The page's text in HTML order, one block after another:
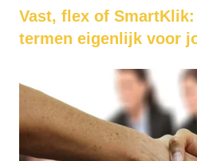
Vast, flex of
termen eigenlijk voor